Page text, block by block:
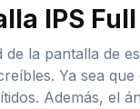
IPS
de la pantalla de
Ya sea
Además, el